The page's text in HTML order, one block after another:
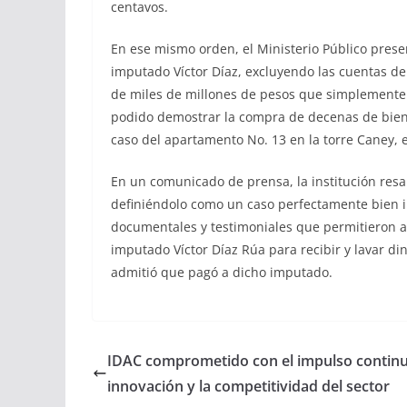
centavos.
En ese mismo orden, el Ministerio Público
imputado Víctor Díaz, excluyendo las cuentas
de miles de millones de pesos que
podido demostrar la compra de decenas de
caso del apartamento No. 13 en la torre
En un comunicado de prensa, la institución
definiéndolo como un caso perfectamente
documentales y testimoniales que permitieron
imputado Víctor Díaz Rúa para recibir y lavar
admitió que pagó a dicho imputado.
IDAC comprometido con el impulso
innovación y la competitividad del sector